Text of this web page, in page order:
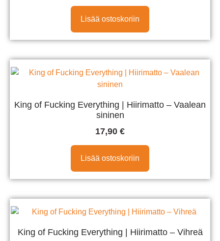
Lisää ostoskoriin
King of Fucking Everything | Hiirimatto – Vaalean
sininen
17,90 €
Lisää ostoskoriin
King of Fucking Everything | Hiirimatto – Vihreä